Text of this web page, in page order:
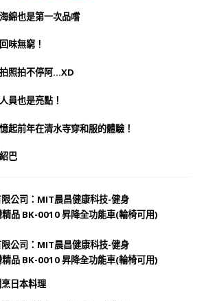
綿也是第一次品嚐
味無窮！
照拍不停阿…XD
員也是亮點！
起前年在清水寺穿和服的體驗！
巴
日本料理